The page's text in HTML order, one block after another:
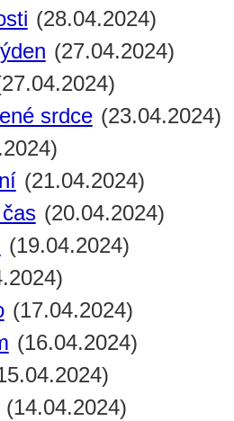
(28.04.2024)
(27.04.2024)
srdce (23.04.2024)
(21.04.2024)
(20.04.2024)
(19.04.2024)
(17.04.2024)
(16.04.2024)
(14.04.2024)